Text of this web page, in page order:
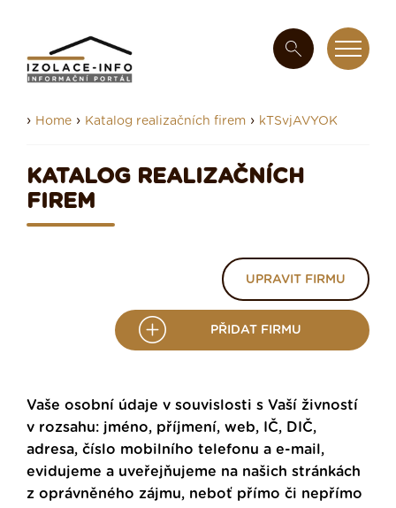
› Home › Katalog realizačních firem › kTSvjAVYOK
KATALOG REALIZAČNÍCH
FIREM
UPRAVIT FIRMU
PŘIDAT FIRMU
Vaše osobní údaje v souvislosti s Vaší živností
v rozsahu: jméno, příjmení, web, IČ, DIČ,
adresa, číslo mobilního telefonu a e-mail,
evidujeme a uveřejňujeme na našich stránkách
z oprávněného zájmu, neboť přímo či nepřímo